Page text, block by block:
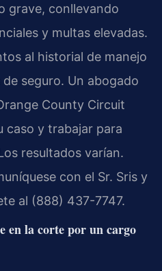
grave, conllevando
y multas elevadas.
al historial de manejo
seguro. Un abogado
County Circuit
caso y trabajar para
resultados varían.
con el Sr. Sris y
al (888) 437-7747.
en la corte por un cargo